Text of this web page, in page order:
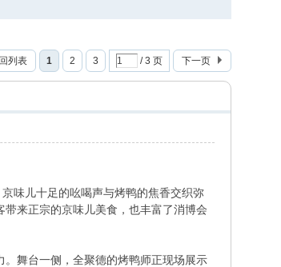
1 2 3 / 3 页 下一页
列表
味儿十足的吆喝声与烤鸭的焦香交织弥
来正宗的京味儿美食，也丰富了消博会
舞台一侧，全聚德的烤鸭师正现场展示